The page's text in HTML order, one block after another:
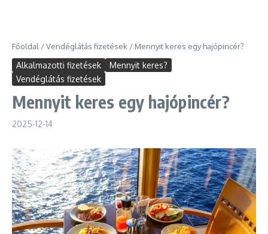
Főoldal /Vendéglátás fizetések / Mennyit keres egy hajópincér?
Alkalmazotti fizetések
Mennyit keres?
Vendéglátás fizetések
Mennyit keres egy hajópincér?
2025-12-14